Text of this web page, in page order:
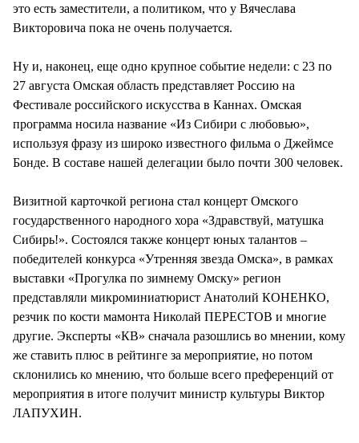
это есть заместители, а политиком, что у Вячеслава
Викторовича пока не очень получается.
Ну и, наконец, еще одно крупное событие недели: с 23 по
27 августа Омская область представляет Россию на
Фестивале российского искусства в Каннах. Омская
программа носила название «Из Сибири с любовью»,
используя фразу из широко известного фильма о Джеймсе
Бонде. В составе нашей делегации было почти 300 человек.
Визитной карточкой региона стал концерт Омского
государственного народного хора «Здравствуй, матушка
Сибирь!». Состоялся также концерт юных талантов –
победителей конкурса «Утренняя звезда Омска», в рамках
выставки «Прогулка по зимнему Омску» регион
представляли микроминиатюрист Анатолий КОНЕНКО,
резчик по кости мамонта Николай ПЕРЕСТОВ и многие
другие. Эксперты «КВ» сначала разошлись во мнении, кому
же ставить плюс в рейтинге за мероприятие, но потом
склонились ко мнению, что больше всего преференций от
мероприятия в итоге получит министр культуры Виктор
ЛАПУХИН.